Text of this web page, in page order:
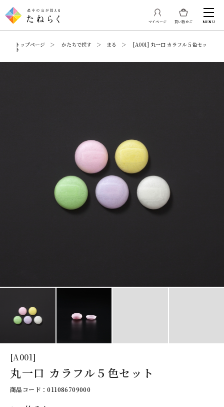
買い物かご
マイページ MENU
トップページ ＞ かたちで探す ＞ まる ＞ [A001] 丸一口 カラフル５色セッ
ト
[A001]
丸一口 カラフル５色セット
商品コード：011086709000